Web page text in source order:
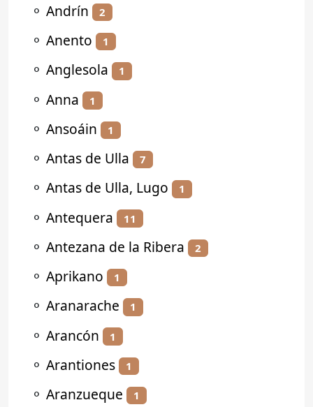
⚬ Andrín 2
⚬ Anento 1
⚬ Anglesola 1
⚬ Anna 1
⚬ Ansoáin 1
⚬ Antas de Ulla 7
⚬ Antas de Ulla, Lugo 1
⚬ Antequera 11
⚬ Antezana de la Ribera 2
⚬ Aprikano 1
⚬ Aranarache 1
⚬ Arancón 1
⚬ Arantiones 1
⚬ Aranzueque 1